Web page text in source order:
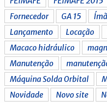
Fornecedor
GA 15 Ímã
Lançamento
Locação
Macaco hidráulico
Manutenção
Máquina Solda Orbital
Novidade
Novo site